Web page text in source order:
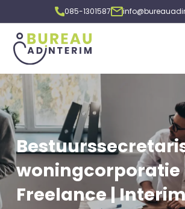
085-1301587
woningcorporatie
Freelance | Interim